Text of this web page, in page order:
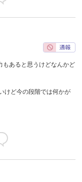
もあると思うけどなんかど
けど今の段階では何かが